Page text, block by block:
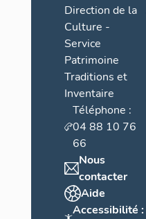
Direction de la
Culture -
Service
Patrimoine
Traditions et
Inventaire
Téléphone :
04 88 10 76
66
Nous
contacter
Aide
Accessibilité :